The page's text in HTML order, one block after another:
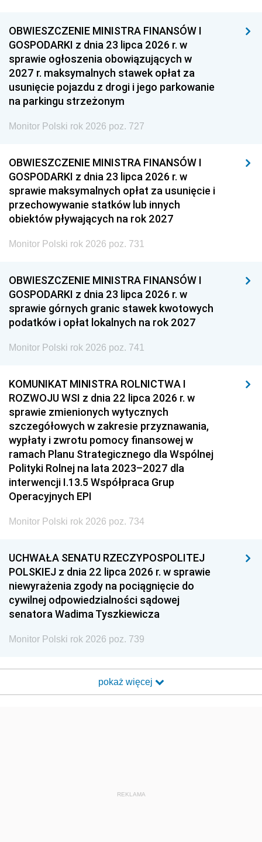
OBWIESZCZENIE MINISTRA FINANSÓW I
GOSPODARKI z dnia 23 lipca 2026 r. w
sprawie ogłoszenia obowiązujących w
2027 r. maksymalnych stawek opłat za
usunięcie pojazdu z drogi i jego parkowanie
na parkingu strzeżonym
Monitor Polski rok 2026 poz. 727
OBWIESZCZENIE MINISTRA FINANSÓW I
GOSPODARKI z dnia 23 lipca 2026 r. w
sprawie maksymalnych opłat za usunięcie i
przechowywanie statków lub innych
obiektów pływających na rok 2027
Monitor Polski rok 2026 poz. 731
OBWIESZCZENIE MINISTRA FINANSÓW I
GOSPODARKI z dnia 23 lipca 2026 r. w
sprawie górnych granic stawek kwotowych
podatków i opłat lokalnych na rok 2027
Monitor Polski rok 2026 poz. 741
KOMUNIKAT MINISTRA ROLNICTWA I
ROZWOJU WSI z dnia 22 lipca 2026 r. w
sprawie zmienionych wytycznych
szczegółowych w zakresie przyznawania,
wypłaty i zwrotu pomocy finansowej w
ramach Planu Strategicznego dla Wspólnej
Polityki Rolnej na lata 2023–2027 dla
interwencji I.13.5 Współpraca Grup
Operacyjnych EPI
Monitor Polski rok 2026 poz. 734
UCHWAŁA SENATU RZECZYPOSPOLITEJ
POLSKIEJ z dnia 22 lipca 2026 r. w sprawie
niewyrażenia zgody na pociągnięcie do
cywilnej odpowiedzialności sądowej
senatora Wadima Tyszkiewicza
Monitor Polski rok 2026 poz. 739
pokaż więcej
REKLAMA